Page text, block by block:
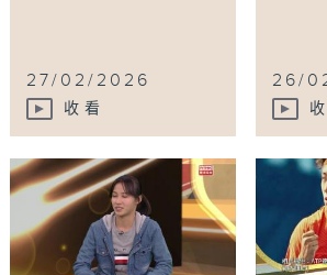
27/02/2026
收看
26/